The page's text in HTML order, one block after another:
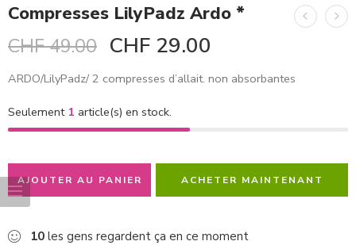
Compresses LilyPadz Ardo *
CHF49.00 CHF 29.00
ARDO/LilyPadz/ 2 compresses d’allait. non absorbantes
Seulement 1 article(s) en stock.
AJOUTER AU PANIER ACHETER MAINTENANT
10 les gens regardent ça en ce moment